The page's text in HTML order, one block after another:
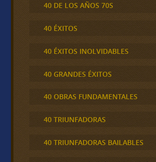
40 DE LOS AÑOS 70S
40 ÉXITOS
40 ÉXITOS INOLVIDABLES
40 GRANDES ÉXITOS
40 OBRAS FUNDAMENTALES
40 TRIUNFADORAS
40 TRIUNFADORAS BAILABLES